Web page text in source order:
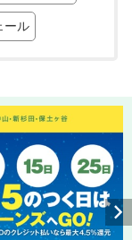
ール